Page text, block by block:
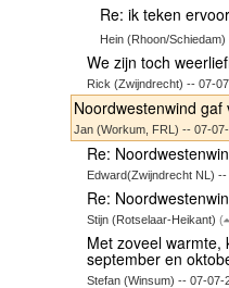
Re: ik teken
Hein (Rhoon/
We zijn toch
Rick (Zwijndrecht) -- 07-
Noordwestenwind gaf
Jan (Workum, FRL) -- 07-
Re:
Edward(Zwijndrecht NL)
Re:
Stijn (Rotselaar-Heikant) (
Met zoveel warmte,
september en
Stefan (Winsum) -- 07-07-